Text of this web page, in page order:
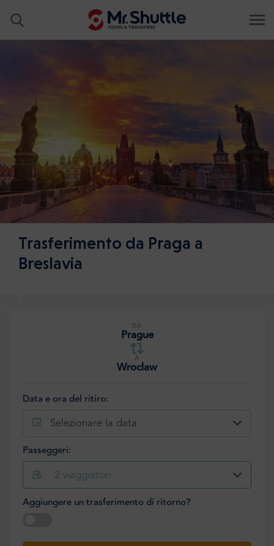
Trasferimento da Praga a
Breslavia
DA
Prague
A
Wroclaw
Data e ora del ritiro:
Selezionare la data
Passeggeri:
2 viaggiatori
Aggiungere un trasferimento di ritorno?